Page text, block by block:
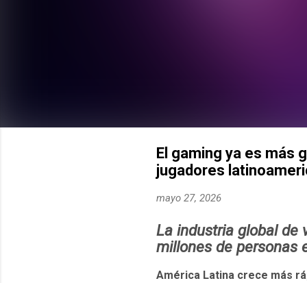
El gaming ya es más
jugadores
mayo 27, 2026
La industria global de
millones de personas
América Latina crece más